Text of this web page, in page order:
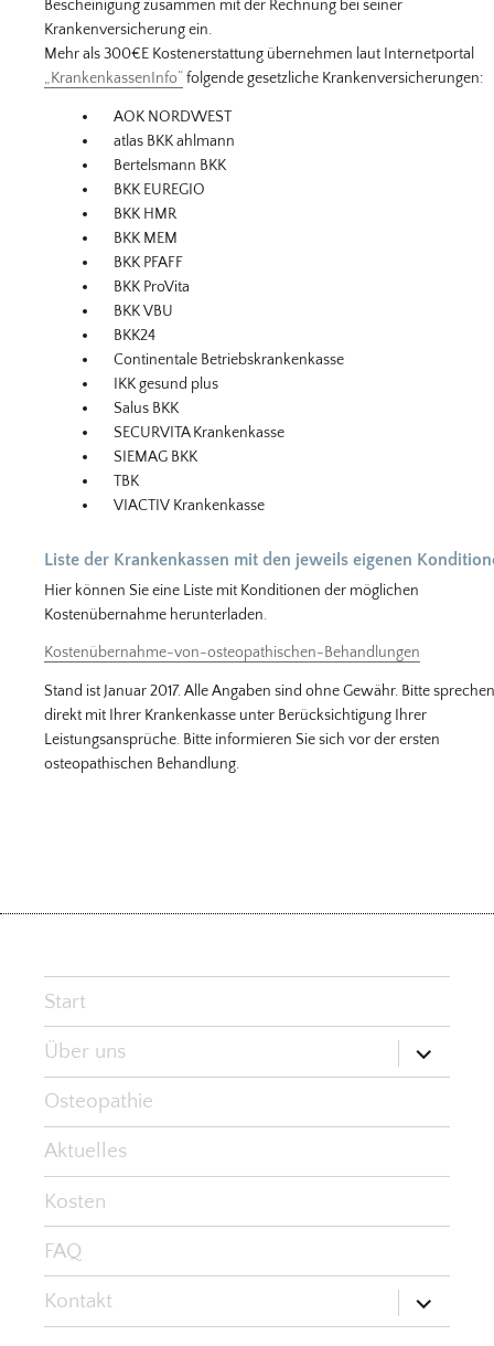
Bescheinigung zusammen mit der Rechnung bei seiner
Krankenversicherung ein.
Mehr als 300€E Kostenerstattung übernehmen laut Internetportal
„KrankenkassenInfo“folgende gesetzliche Krankenversicherungen:
AOK NORDWEST
atlas BKK ahlmann
Bertelsmann BKK
BKK EUREGIO
BKK HMR
BKK MEM
BKK PFAFF
BKK ProVita
BKK VBU
BKK24
Continentale Betriebskrankenkasse
IKK gesund plus
Salus BKK
SECURVITA Krankenkasse
SIEMAG BKK
TBK
VIACTIV Krankenkasse
Liste der Krankenkassen mit den jeweils eigenen
Hier können Sie eine Liste mit Konditionen der möglichen
Kostenübernahme herunterladen.
Kostenübernahme-von-osteopathischen-Behandlungen
Stand ist Januar 2017. Alle Angaben sind ohne Gewähr. Bitte
direkt mit Ihrer Krankenkasse unter Berücksichtigung Ihrer
Leistungsansprüche. Bitte informieren Sie sich vor der ersten
osteopathischen Behandlung.
Start
Über uns
öffnen
Osteopathie
Aktuelles
Kosten
FAQ
Kontakt
öffnen